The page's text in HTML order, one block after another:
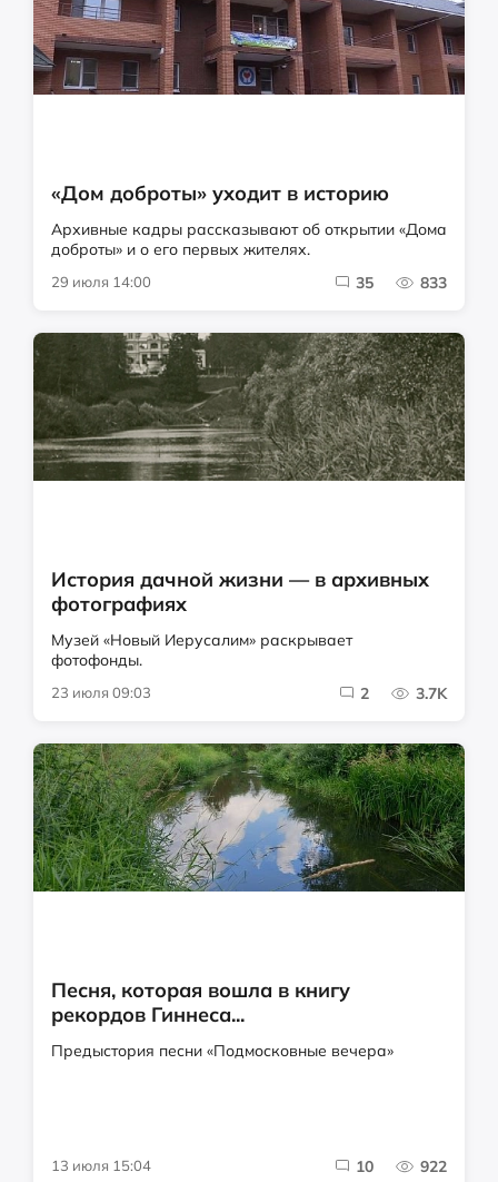
«Дом доброты» уходит в историю
Архивные кадры рассказывают об открытии «Дома
доброты» и о его первых жителях.
29 июля 14:00 35 833
История дачной жизни — в архивных
фотографиях
Музей «Новый Иерусалим» раскрывает
фотофонды.
23 июля 09:03 2 3.7K
Песня, которая вошла в книгу
рекордов Гиннеса...
Предыстория песни «Подмосковные вечера»
13 июля 15:04 10 922